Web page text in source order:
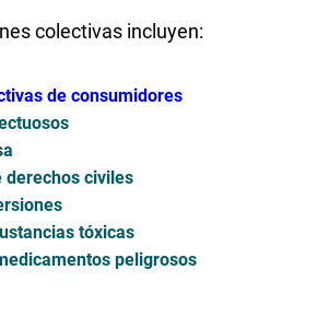
colectivas incluyen:
de consumidores
derechos civiles
tóxicas
peligrosos